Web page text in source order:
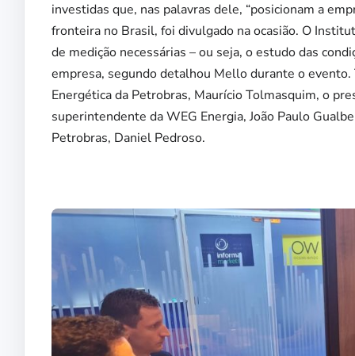
investidas que, nas palavras dele, “posicionam a
fronteira no Brasil, foi divulgado na ocasião. O
de medição necessárias – ou seja, o estudo das
empresa, segundo detalhou Mello durante o
Energética da Petrobras, Maurício Tolmasquim, o
superintendente da WEG Energia, João Paulo
Petrobras, Daniel Pedroso.